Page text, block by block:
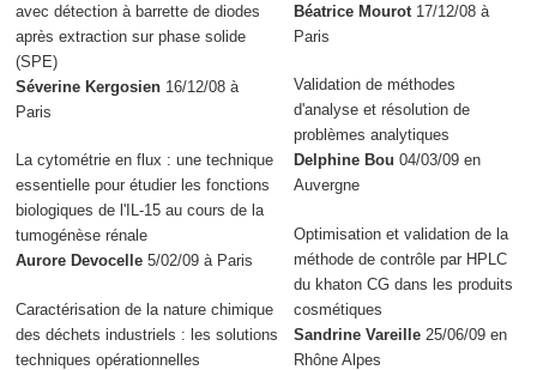
avec détection à barrette de diodes
après extraction sur phase solide
(SPE)
Séverine Kergosien 16/12/08 à
Paris
La cytométrie en flux : une technique
essentielle pour étudier les fonctions
biologiques de l'IL-15 au cours de la
tumogénèse rénale
Aurore Devocelle 5/02/09 à Paris
Caractérisation de la nature chimique
des déchets industriels : les solutions
techniques opérationnelles
Béatrice Mourot 17/12/08 à
Paris
Validation de méthodes
d'analyse et résolution de
problèmes analytiques
Delphine Bou 04/03/09 en
Auvergne
Optimisation et validation de la
méthode de contrôle par HPLC
du khaton CG dans les produits
cosmétiques
Sandrine Vareille 25/06/09 en
Rhône Alpes